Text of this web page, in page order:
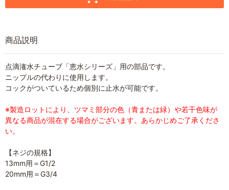
商品説明
点滴潅水チューブ「恵水シリーズ」用の部品です。
ニップルの代わりに使用します。
コックがついているため個別に止水が可能です。
※製造ロットにより、ツマミ部分の色（青または緑）や若干色味が
異なる商品が混在する場合がございます。あらかじめご了承くださ
い。
【ネジの規格】
13mm用＝G1/2
20mm用＝G3/4